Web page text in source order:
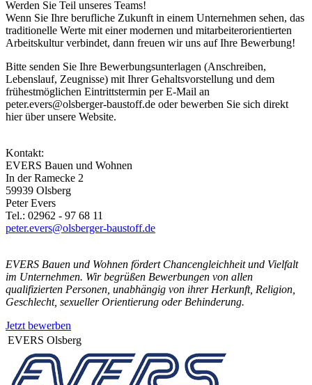
Werden Sie Teil unseres Teams!
Wenn Sie Ihre berufliche Zukunft in einem Unternehmen sehen, das
traditionelle Werte mit einer modernen und mitarbeiterorientierten
Arbeitskultur verbindet, dann freuen wir uns auf Ihre Bewerbung!
Bitte senden Sie Ihre Bewerbungsunterlagen (Anschreiben,
Lebenslauf, Zeugnisse) mit Ihrer Gehaltsvorstellung und dem
frühestmöglichen Eintrittstermin per E-Mail an
peter.evers@olsberger-baustoff.de oder bewerben Sie sich direkt
hier über unsere Website.
Kontakt:
EVERS Bauen und Wohnen
In der Ramecke 2
59939 Olsberg
Peter Evers
Tel.: 02962 - 97 68 11
peter.evers@olsberger-baustoff.de
EVERS Bauen und Wohnen fördert Chancengleichheit und Vielfalt
im Unternehmen. Wir begrüßen Bewerbungen von allen
qualifizierten Personen, unabhängig von ihrer Herkunft, Religion,
Geschlecht, sexueller Orientierung oder Behinderung.
Jetzt bewerben
EVERS Olsberg